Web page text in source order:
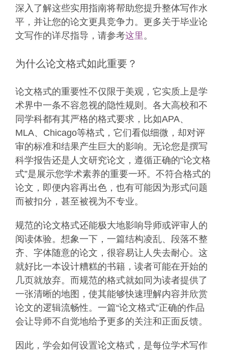
深入了解这些实用指南将帮助您提升整体写作水
平，并让您的论文更具竞争力。更多关于毕业论
文写作的详尽指导，请参考这里 。
为什么论文格式如此重要？
论文格式的重要性不仅限于美观，它实质上是学
术界中一条不容忽视的隐性规则。各大高校和不
同学科都有其严格的格式要求，比如APA、
MLA、Chicago等格式，它们看似细微，却对评
审的标准和结果产生巨大的影响。无论您是撰写
科学报告还是人文研究论文，遵循正确的“论文格
式”是展示您学术素养的重要一环。不符合格式的
论文，即便内容再出色，也有可能因为形式问题
而被扣分，甚至被视为不专业。
规范的论文格式还能极大地影响导师或评审人的
阅读体验。想象一下，一篇结构凌乱、段落不整
齐、字体随意的论文，很容易让人失去耐心。这
就好比一本设计糟糕的书籍，读者可能在开始的
几页就放弃。而规范的格式就如同为读者提供了
一张清晰的地图，使其能够快速理解内容并欣赏
论文的逻辑流畅性。一篇“论文格式”正确的作品
会让导师不自觉地给予更多的关注和正面反馈。
因此，学会如何设置论文格式，是每位学术写作